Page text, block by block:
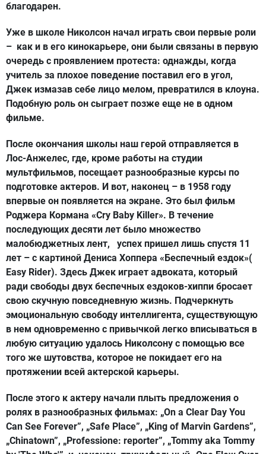
благодарен.
Уже в школе Николсон начал играть свои первые роли
– как и в его кинокарьере, они были связаны в первую
очередь с проявлением протеста: однажды, когда
учитель за плохое поведение поставил его в угол,
Джек измазав себе лицо мелом, превратился в клоуна.
Подобную роль он сыграет позже еще не в одном
фильме.
После окончания школы наш герой отправляется в
Лос-Анжелес, где, кроме работы на студии
мультфильмов, посещает разнообразные курсы по
подготовке актеров. И вот, наконец – в 1958 году
впервые он появляется на экране. Это был фильм
Роджера Кормана «Cry Baby Killer». В течение
последующих десяти лет было множество
малобюджетных лент, успех пришел лишь спустя 11
лет – с картиной Дениса Хоппера «Беспечный ездок»(
Easy Rider). Здесь Джек играет адвоката, который
ради свободы двух беспечных ездоков-хиппи бросает
свою скучную повседневную жизнь. Подчеркнуть
эмоциональную свободу интеллигента, существующую
в нем одновременно с привычкой легко вписываться в
любую ситуацию удалось Николсону с помощью все
того же шутовства, которое не покидает его на
протяжении всей актерской карьеры.
После этого к актеру начали плыть предложения о
ролях в разнообразных фильмах: „On a Clear Day You
Can See Forever”, „Safe Place”, „King of Marvin Gardens”,
„Chinatown”, „Professione: reporter”, „Tommy aka Tommy